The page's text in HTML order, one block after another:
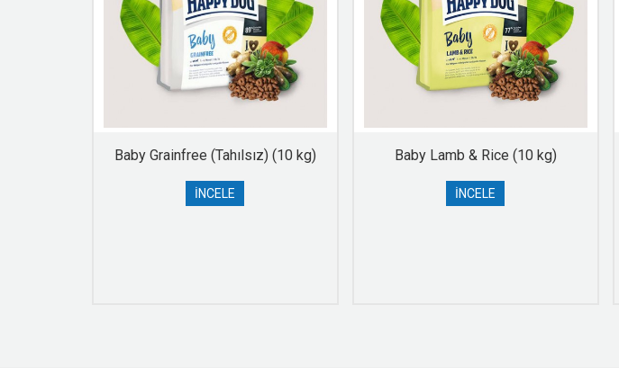
Baby Grainfree (Tahılsız) (10 kg)
İNCELE
Baby Lamb & Rice (10 kg)
İNCELE